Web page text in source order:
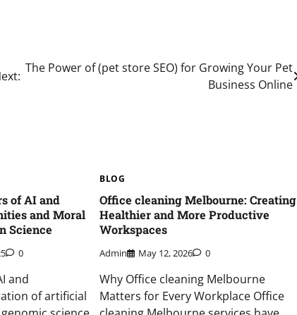
The Power of (pet store SEO) for Growing Your Pet
Business Online
of AI and
and Moral
Science
0
and
of artificial
BLOG
Office cleaning Melbourne: Creating
Healthier and More Productive
Workspaces
Admin May 12, 2026 0
Why Office cleaning Melbourne
Matters for Every Workplace Office